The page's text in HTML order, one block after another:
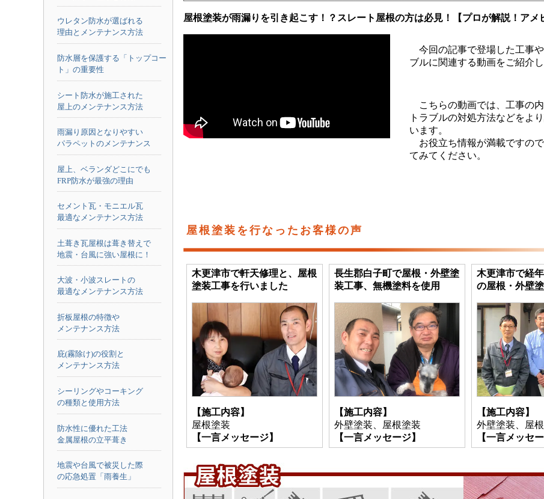
ウレタン防水が選ばれる
理由とメンテナンス方法
防水層を保護する「トップコー
ト」の重要性
シート防水が施工された
屋上のメンテナンス方法
雨漏り原因となりやすい
パラペットのメンテナンス
屋上、ベランダどこにでも
FRP防水が最強の理由
セメント瓦・モニエル瓦
最適なメンテナンス方法
土葺き瓦屋根は葺き替えで
地震・台風に強い屋根に！
大波・小波スレートの
最適なメンテナンス方法
折板屋根の特徴や
メンテナンス方法
庇(霧除け)の役割と
メンテナンス方法
シーリングやコーキング
の種類と使用方法
防水性に優れた工法
金属屋根の立平葺き
地震や台風で被災した際
の応急処置「雨養生」
屋根塗装が雨漏りを引き起こす！？スレート屋根の方は必見！【プロが解説！アメ
今回の記事で登場した工事
ブルに関連する動画をご紹介し
こちらの動画では、工事の
トラブルの対処方法などをよ
います。
お役立ち情報が満載ですの
てみてください。
屋根塗装を行なったお客様の声
木更津市で軒天修理と、屋根
塗装工事を行いました
【施工内容】
屋根塗装
【一言メッセージ】
長生郡白子町で屋根・外壁塗
装工事、無機塗料を使用
【施工内容】
外壁塗装、屋根塗装
【一言メッセージ】
木更津市で経
の屋根・外壁
【施工内容】
外壁塗装、屋
【一言メッセー